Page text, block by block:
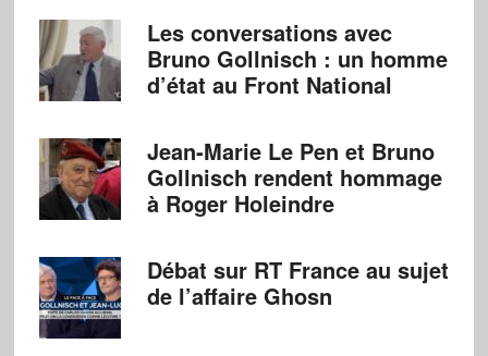
Les conversations avec
Bruno Gollnisch : un homme
d’état au Front National
Jean-Marie Le Pen et Bruno
Gollnisch rendent hommage
à Roger Holeindre
Débat sur RT France au sujet
de l’affaire Ghosn